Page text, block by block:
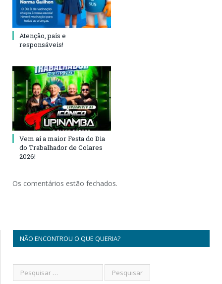
Atenção, pais e
responsáveis!
Vem aí a maior Festa do Dia
do Trabalhador de Colares
2026!
Os comentários estão fechados.
NÃO ENCONTROU O QUE QUERIA?